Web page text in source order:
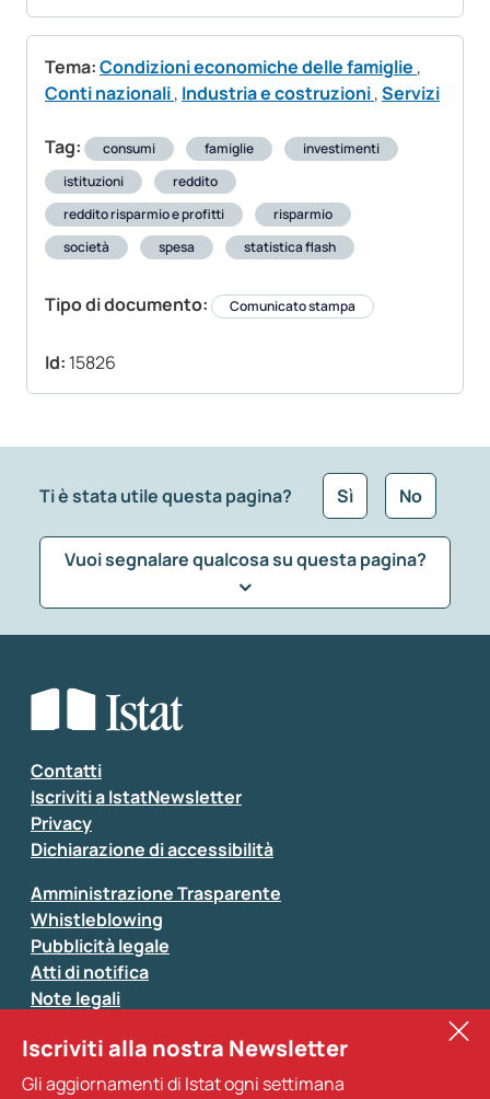
Tema:Condizioni economiche delle famiglie ,
Conti nazionali, Industria e costruzioni,Servizi
Tag: consumi famiglie
investimenti
istituzioni
reddito
reddito risparmio e profitti
risparmio
società
spesa statistica flash
Tipo di documento: Comunicato stampa
Id: 15826
Ti è stata utile questa pagina? Sì No
Vuoi segnalare qualcosa su questa pagina?
Seleziona la tipologia della segnalazione
Inserisci il tuo commento
Contatti
Iscriviti a IstatNewsletter
Privacy
Dichiarazione di accessibilità
Amministrazione Trasparente
Whistleblowing
Pubblicità legale
Atti di notifica
Note legali
Sistan
Altri servizi
Iscriviti alla nostra Newsletter
Gli aggiornamenti di Istat ogni settimana